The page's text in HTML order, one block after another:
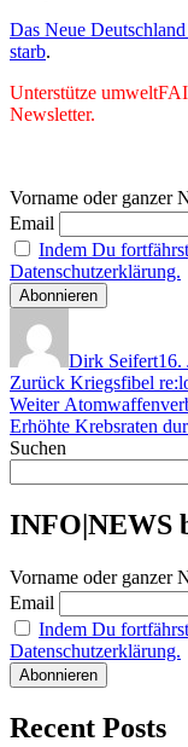
Das Neue
starb.
Unterstütze
Newsletter.
Vorname oder ganzer
Email
Indem Du
Datenschutzerklärung.
Dirk Seifert16.
Zurück Vorheriger
Beitrag:
Kriegsfibel
Weiter Nächster
Beitrag:
Erhöhte Krebsraten
Suchen
INFO|NEWS
Vorname oder ganzer
Email
Indem Du
Datenschutzerklärung.
Recent Posts